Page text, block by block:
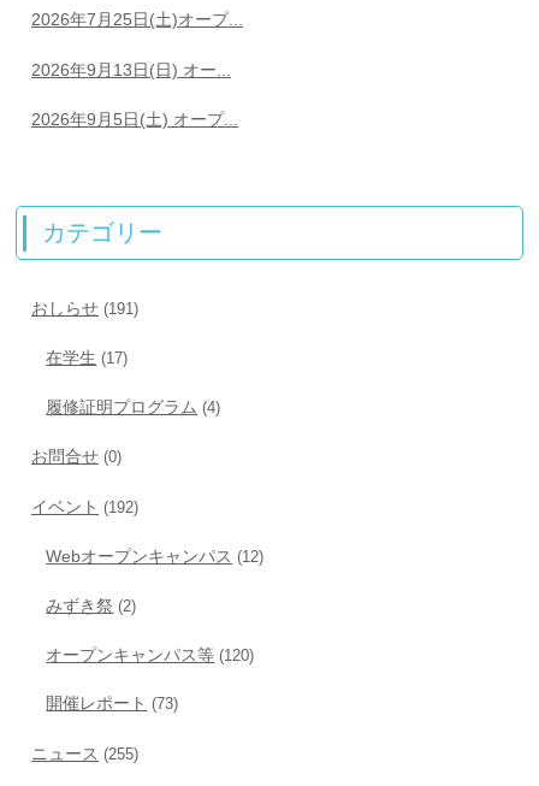
2026年7月25日(土)オープ...
2026年9月13日(日) オー...
2026年9月5日(土) オープ...
カテゴリー
おしらせ (191)
在学生 (17)
履修証明プログラム (4)
お問合せ (0)
イベント (192)
Webオープンキャンパス (12)
みずき祭 (2)
オープンキャンパス等 (120)
開催レポート (73)
ニュース (255)